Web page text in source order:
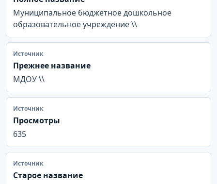
Муниципальное бюджетное дошкольное
образовательное учреждение \\
Источник
Прежнее название
МДОУ \\
Источник
Просмотры
635
Источник
Старое название